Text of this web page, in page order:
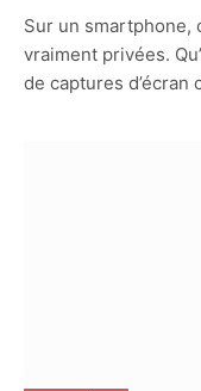
Sur un
vraiment privées.
de captures